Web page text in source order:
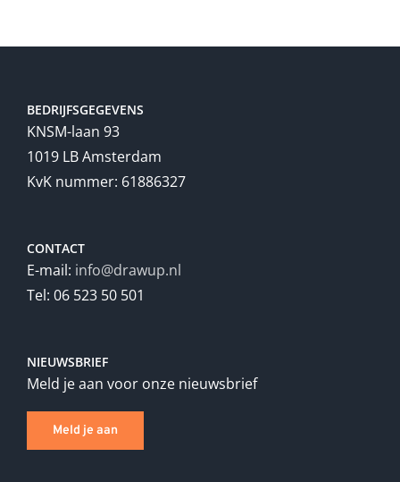
BEDRIJFSGEGEVENS
KNSM-laan 93
1019 LB Amsterdam
KvK nummer: 61886327
CONTACT
E-mail: info@drawup.nl
Tel: 06 523 50 501
NIEUWSBRIEF
Meld je aan voor onze nieuwsbrief
Meld je aan